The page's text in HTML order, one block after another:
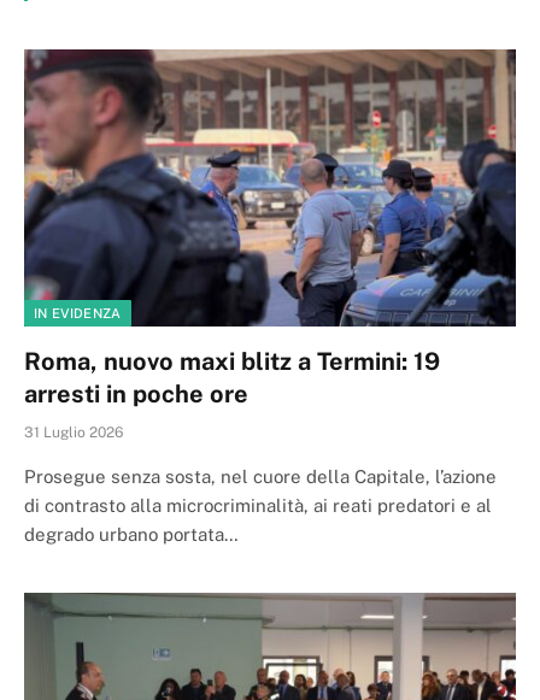
IN EVIDENZA
Roma, nuovo maxi blitz a Termini: 19
arresti in poche ore
31 Luglio 2026
Prosegue senza sosta, nel cuore della Capitale, l’azione
di contrasto alla microcriminalità, ai reati predatori e al
degrado urbano portata…